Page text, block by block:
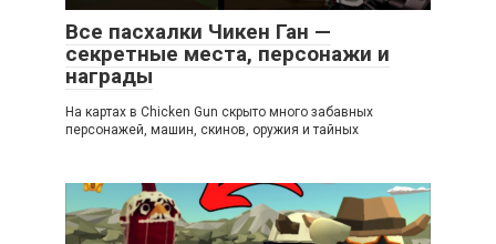
Все пасхалки Чикен Ган —
секретные места, персонажи и
награды
На картах в Chicken Gun скрыто много забавных
персонажей, машин, скинов, оружия и тайных